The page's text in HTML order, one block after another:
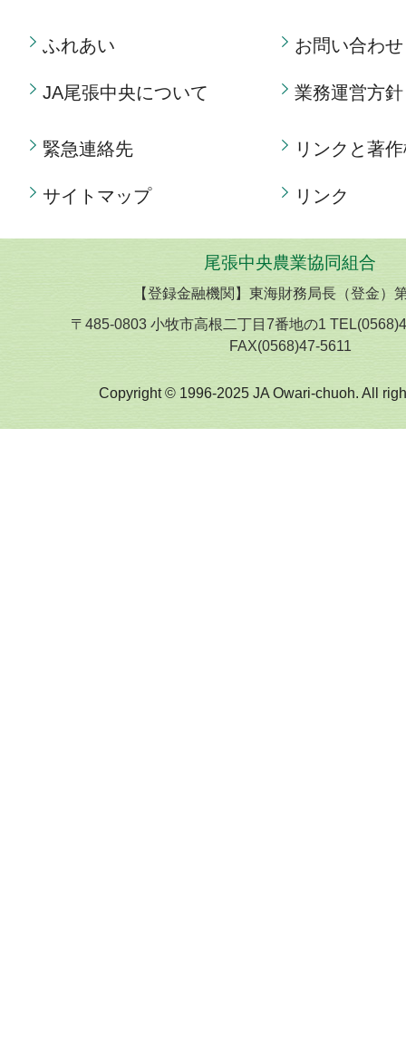
ふれあい
JA尾張中央について
お問い合わせ
業務運営方針
緊急連絡先
サイトマップ
リンクと著
リンク
尾張中央農業協同組合
【登録金融機関】東海財務局長（登金）
〒485-0803 小牧市高根二丁目7番地の1
FAX(0568)47-5611
Copyright © 1996-2025 JA Owari-chuoh. All